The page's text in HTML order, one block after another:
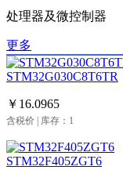
处理器及微控制器
更多
STM32G030C8T6TR
￥16.0965
含税价 | 库存：1
STM32F405ZGT6